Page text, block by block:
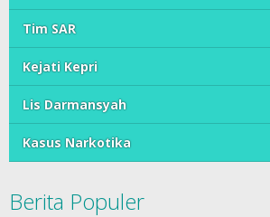
Tim SAR
Kejati Kepri
Lis Darmansyah
Kasus Narkotika
Berita Populer